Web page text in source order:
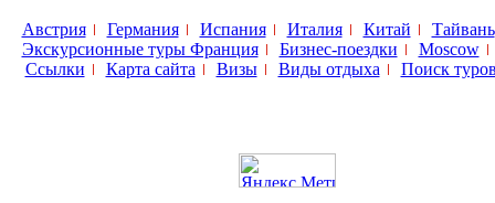
Австрия Германия Испания Италия Китай
Тайвань
Экскурсионные туры Франция
Бизнес-поездки
Moscow
Ссылки
Карта сайта Визы Виды отдыха Поиск